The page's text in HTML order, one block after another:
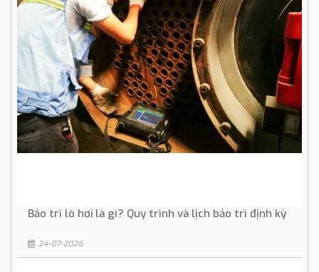
Bảo trì lò hơi là gì? Quy trình và lịch bảo trì định kỳ
24-07-2026